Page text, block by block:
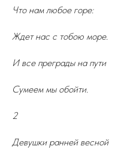
Что нам любое горе:
Ждет нас с тобою море.
И все преграды на пути
Сумеем мы обойти.
2
Девушки ранней весной